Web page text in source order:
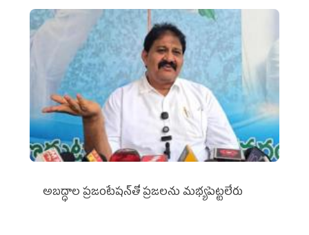
అబద్ధాల ప్రజంటేషన్‌తో ప్రజలను మభ్యపెట్టలేరు